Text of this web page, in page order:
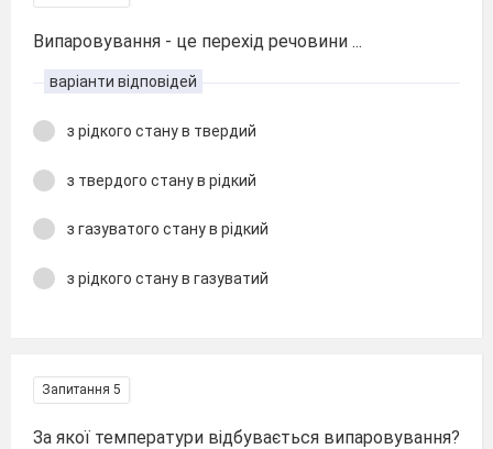
Випаровування - це перехід речовини ...
варіанти відповідей
з рідкого стану в твердий
з твердого стану в рідкий
з газуватого стану в рідкий
з рідкого стану в газуватий
Запитання 5
За якої температури відбувається випаровування?